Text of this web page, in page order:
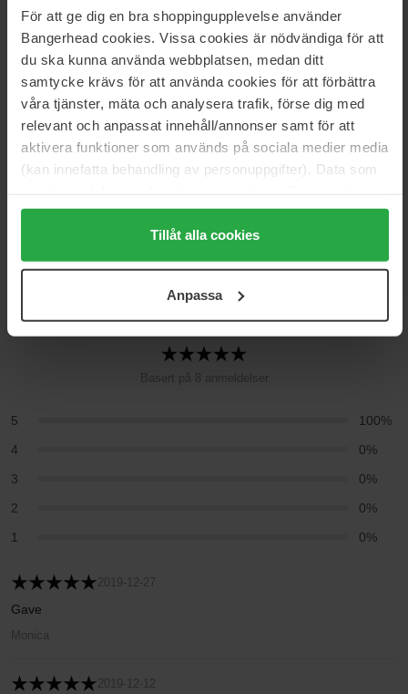
För att ge dig en bra shoppingupplevelse använder
Bangerhead cookies. Vissa cookies är nödvändiga för att
du ska kunna använda webbplatsen, medan ditt
samtycke krävs för att använda cookies för att förbättra
våra tjänster, mäta och analysera trafik, förse dig med
relevant och anpassat innehåll/annonser samt för att
aktivera funktioner som används på sociala medier media
(kan innefatta behandling av personuppgifter). Data som
trycka på "Tillåt alla cookies" accepterar du alla cookies,
medan du under "Detaljer" kan anpassa användningen av
cookies. Du kan när som helst återkalla ditt samtycke.
Tillåt alla cookies
Anpassa
Størrelse: 50 ml
Kategorier:
Hjem
Parfyme
Dameparfyme
Bonbon
Spørsmål og svar (0)
5
Basert på 8 anmeldelser
5
100%
4
0%
3
0%
2
0%
1
0%
2019-12-27
Gave
Monica
2019-12-12